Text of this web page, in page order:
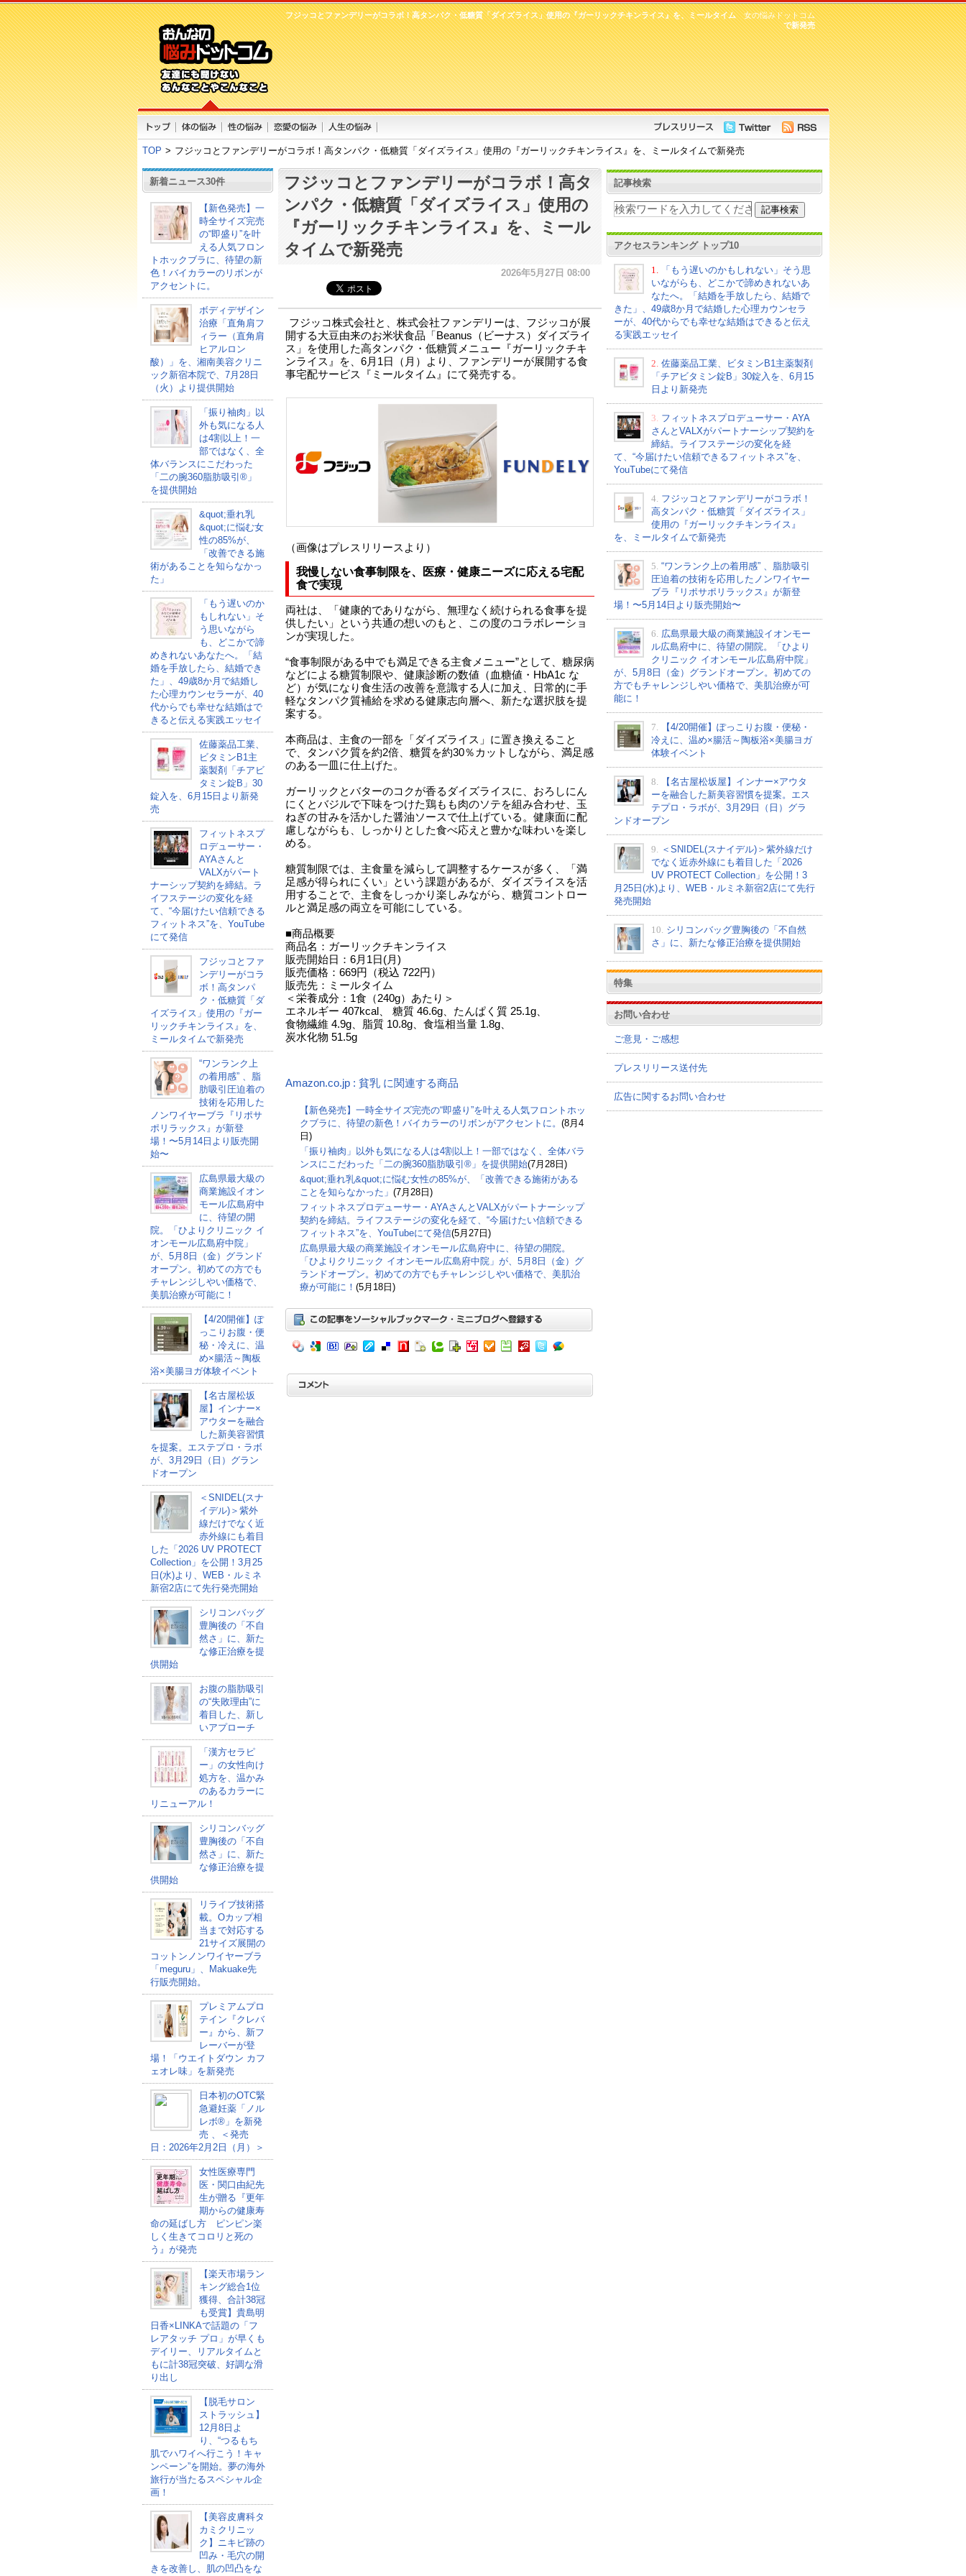
女の悩みドットコム
フジッコとファンデリーがコラボ！高タンパク・低糖質「ダイズライス」使用の『ガーリックチキンライス』を、ミールタイム
で新発売
TOP > フジッコとファンデリーがコラボ！高タンパク・低糖質「ダイズライス」使用の『ガーリックチキンライス』を、ミールタイムで新発売
新着ニュース30件
【新色発売】一
時全サイズ完売
の“即盛り”を叶
える人気フロン
トホックブラに、待望の新
色！バイカラーのリボンが
アクセントに。
ボディデザイン
治療「直角肩フ
ィラー（直角肩
ヒアルロン
酸）」を、湘南美容クリニ
ック新宿本院で、7月28日
（火）より提供開始
「振り袖肉」以
外も気になる人
は4割以上！一
部ではなく、全
体バランスにこだわった
「二の腕360脂肪吸引®」
を提供開始
&quot;垂れ乳
&quot;に悩む女
性の85%が、
「改善できる施
術があることを知らなかっ
た」
「もう遅いのか
もしれない」そ
う思いながら
も、どこかで諦
めきれないあなたへ。「結
婚を手放したら、結婚でき
た」、49歳8か月で結婚し
た心理カウンセラーが、40
代からでも幸せな結婚はで
きると伝える実践エッセイ
佐藤薬品工業、
ビタミンB1主
薬製剤「チアビ
タミン錠B」30
錠入を、6月15日より新発
売
フィットネスプ
ロデューサー・
AYAさんと
VALXがパート
ナーシップ契約を締結。ラ
イフステージの変化を経
て、“今届けたい信頼できる
フィットネス”を、YouTube
にて発信
フジッコとファ
ンデリーがコラ
ボ！高タンパ
ク・低糖質「ダ
イズライス」使用の『ガー
リックチキンライス』を、
ミールタイムで新発売
“ワンランク上
の着用感” 、脂
肪吸引圧迫着の
技術を応用した
ノンワイヤーブラ『リポサ
ポリラックス』が新登
場！〜5月14日より販売開
始〜
広島県最大級の
商業施設イオン
モール広島府中
に、待望の開
院。「ひよりクリニック イ
オンモール広島府中院」
が、5月8日（金）グランド
オープン。初めての方でも
チャレンジしやい価格で、
美肌治療が可能に！
【4/20開催】ぽ
っこりお腹・便
秘・冷えに、温
め×腸活～陶板
浴×美腸ヨガ体験イベント
【名古屋松坂
屋】インナー×
アウターを融合
した新美容習慣
を提案。エステプロ・ラボ
が、3月29日（日）グラン
ドオープン
＜SNIDEL(スナ
イデル)＞紫外
線だけでなく近
赤外線にも着目
した「2026 UV PROTECT
Collection」を公開！3月25
日(水)より、WEB・ルミネ
新宿2店にて先行発売開始
シリコンバッグ
豊胸後の「不自
然さ」に、新た
な修正治療を提
供開始
お腹の脂肪吸引
の“失敗理由”に
着目した、新し
いアプローチ
「漢方セラピ
ー」の女性向け
処方を、温かみ
のあるカラーに
リニューアル！
シリコンバッグ
豊胸後の「不自
然さ」に、新た
な修正治療を提
供開始
リライブ技術搭
載。Oカップ相
当まで対応する
21サイズ展開の
コットンノンワイヤーブラ
「meguru」、Makuake先
行販売開始。
プレミアムプロ
テイン『クレバ
ー』から、新フ
レーバーが登
場！「ウエイトダウン カフ
ェオレ味」を新発売
日本初のOTC緊
急避妊薬「ノル
レボ®」を新発
売 、＜発売
日：2026年2月2日（月）＞
女性医療専門
医・関口由紀先
生が贈る『更年
期からの健康寿
命の延ばし方 ピンピン楽
しく生きてコロリと死の
う』が発売
【楽天市場ラン
キング総合1位
獲得、合計38冠
も受賞】貴島明
日香×LINKAで話題の「フ
レアタッチ プロ」が早くも
デイリー、リアルタイムと
もに計38冠突破、好調な滑
り出し
【脱毛サロン
ストラッシュ】
12月8日よ
り、“つるもち
肌でハワイへ行こう！キャ
ンペーン”を開始。夢の海外
旅行が当たるスペシャル企
画！
【美容皮膚科タ
カミクリニッ
ク】ニキビ跡の
凹み・毛穴の開
きを改善し、肌の凹凸をな
フジッコとファンデリーがコラボ！高タ
ンパク・低糖質「ダイズライス」使用の
『ガーリックチキンライス』を、ミール
タイムで新発売
2026年5月27日 08:00
フジッコ株式会社と、株式会社ファンデリーは、フジッコが展
開する大豆由来のお米状食品「Beanus（ビーナス）ダイズライ
ス」を使用した高タンパク・低糖質メニュー『ガーリックチキ
ンライス』を、6月1日（月）より、ファンデリーが展開する食
事宅配サービス『ミールタイム』にて発売する。
（画像はプレスリリースより）
我慢しない食事制限を、医療・健康ニーズに応える宅配
食で実現
両社は、「健康的でありながら、無理なく続けられる食事を提
供したい」という共通の想いのもと、この度のコラボレーショ
ンが実現した。
“食事制限がある中でも満足できる主食メニュー”として、糖尿病
などによる糖質制限や、健康診断の数値（血糖値・HbA1c な
ど）が気になり食生活の改善を意識する人に加え、日常的に手
軽なタンパク質補給を求める健康志向層へ、新たな選択肢を提
案する。
本商品は、主食の一部を「ダイズライス」に置き換えること
で、タンパク質を約2倍、糖質を約30％カットしながら、満足感
のある一皿に仕上げた。
ガーリックとバターのコクが香るダイズライスに、おろしにん
にくとバジルで下味をつけた鶏もも肉のソテを組み合わせ、玉
ねぎの甘みを活かした醤油ソースで仕上げている。健康面に配
慮しながらも、しっかりとした食べ応えと豊かな味わいを楽し
める。
糖質制限では、主食量を減らして調整するケースが多く、「満
足感が得られにくい」という課題があるが、ダイズライスを活
用することで、主食をしっかり楽しみながら、糖質コントロー
ルと満足感の両立を可能にしている。
■商品概要
商品名：ガーリックチキンライス
販売開始日：6月1日(月)
販売価格：669円（税込 722円）
販売先：ミールタイム
＜栄養成分：1食（240g）あたり＞
エネルギー 407kcal、 糖質 46.6g、たんぱく質 25.1g、
食物繊維 4.9g、脂質 10.8g、食塩相当量 1.8g、
炭水化物 51.5g
Amazon.co.jp : 貧乳 に関連する商品
【新色発売】一時全サイズ完売の“即盛り”を叶える人気フロントホッ
クブラに、待望の新色！バイカラーのリボンがアクセントに。 (8月4
日)
「振り袖肉」以外も気になる人は4割以上！一部ではなく、全体バラ
ンスにこだわった「二の腕360脂肪吸引®」を提供開始(7月28日)
&quot;垂れ乳&quot;に悩む女性の85%が、「改善できる施術がある
ことを知らなかった」 (7月28日)
フィットネスプロデューサー・AYAさんとVALXがパートナーシップ
契約を締結。ライフステージの変化を経て、“今届けたい信頼できる
フィットネス”を、YouTubeにて発信(5月27日)
広島県最大級の商業施設イオンモール広島府中に、待望の開院。
「ひよりクリニック イオンモール広島府中院」が、5月8日（金）グ
ランドオープン。初めての方でもチャレンジしやい価格で、美肌治
療が可能に！ (5月18日)
記事検索
アクセスランキング トップ10
1.
「もう遅いのかもしれない」そう思
いながらも、どこかで諦めきれないあ
なたへ。「結婚を手放したら、結婚で
きた」、49歳8か月で結婚した心理カウンセラ
ーが、40代からでも幸せな結婚はできると伝え
る実践エッセイ
2. 佐藤薬品工業、ビタミンB1主薬製剤
「チアビタミン錠B」30錠入を、6月15
日より新発売
3. フィットネスプロデューサー・AYA
さんとVALXがパートナーシップ契約を
締結。ライフステージの変化を経
て、“今届けたい信頼できるフィットネス”を、
YouTubeにて発信
4. フジッコとファンデリーがコラボ！
高タンパク・低糖質「ダイズライス」
使用の『ガーリックチキンライス』
を、ミールタイムで新発売
5. “ワンランク上の着用感” 、脂肪吸引
圧迫着の技術を応用したノンワイヤー
ブラ『リポサポリラックス』が新登
場！〜5月14日より販売開始〜
6. 広島県最大級の商業施設イオンモー
ル広島府中に、待望の開院。「ひより
クリニック イオンモール広島府中院」
が、5月8日（金）グランドオープン。初めての
方でもチャレンジしやい価格で、美肌治療が可
能に！
7.
【4/20開催】ぽっこりお腹・便秘・
冷えに、温め×腸活～陶板浴×美腸ヨガ
体験イベント
8.
【名古屋松坂屋】インナー×アウタ
ーを融合した新美容習慣を提案。エス
テプロ・ラボが、3月29日（日）グラ
ンドオープン
9.
＜SNIDEL(スナイデル)＞紫外線だけ
でなく近赤外線にも着目した「2026
UV PROTECT Collection」を公開！3
月25日(水)より、WEB・ルミネ新宿2店にて先行
発売開始
10. シリコンバッグ豊胸後の「不自然
さ」に、新たな修正治療を提供開始
特集
お問い合わせ
ご意見・ご感想
プレスリリース送付先
広告に関するお問い合わせ